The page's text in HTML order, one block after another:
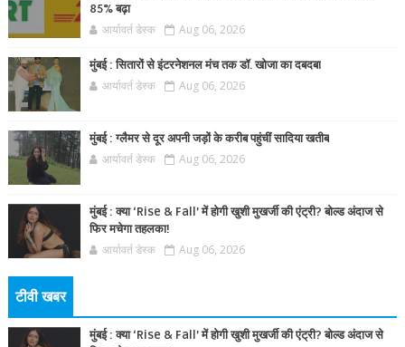
85% बढ़ा
आर्यावर्त डेस्क Aug 06, 2026
मुंबई : सितारों से इंटरनेशनल मंच तक डॉ. खोजा का दबदबा
आर्यावर्त डेस्क Aug 06, 2026
मुंबई : ग्लैमर से दूर अपनी जड़ों के करीब पहुंचीं सादिया खतीब
आर्यावर्त डेस्क Aug 06, 2026
मुंबई : क्या ‘Rise & Fall’ में होगी खुशी मुखर्जी की एंट्री? बोल्ड अंदाज से
फिर मचेगा तहलका!
आर्यावर्त डेस्क Aug 06, 2026
टीवी खबर
मुंबई : क्या ‘Rise & Fall’ में होगी खुशी मुखर्जी की एंट्री? बोल्ड अंदाज से